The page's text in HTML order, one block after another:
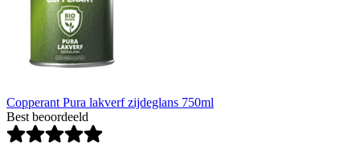
Copperant Pura lakverf zijdeglans 750ml
Best beoordeeld